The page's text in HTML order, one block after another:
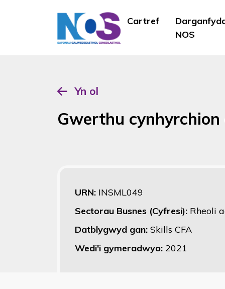
Cartref
NOS
Yn ol
Gwerthu
URN: INSML049
Sectorau Busnes (Cyfresi): Rheoli
Datblygwyd gan: Skills CFA
Wedi'i gymeradwyo: 2021